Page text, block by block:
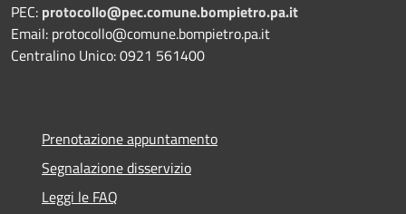
PEC: protocollo@pec.comune.bompietro.pa.it
Email: protocollo@comune.bompietro.pa.it
Centralino Unico: 0921 561400
Prenotazione appuntamento
Segnalazione disservizio
Leggi le FAQ